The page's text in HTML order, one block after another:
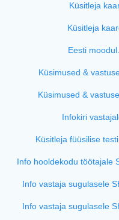
Küsitleja
Küsitleja
Eesti moodul.
Küsimused &
Küsimused &
Infokiri
Küsitleja füüsilise
Info hooldekodu töötajale
Info vastaja sugulasele
Info vastaja sugulasele